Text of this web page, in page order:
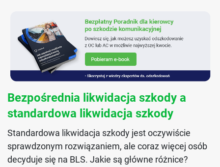
Bezpośrednia likwidacja szkody a
standardowa likwidacja szkody
Standardowa likwidacja szkody jest oczywiście
sprawdzonym rozwiązaniem, ale coraz więcej osób
decyduje się na BLS. Jakie są główne różnice?